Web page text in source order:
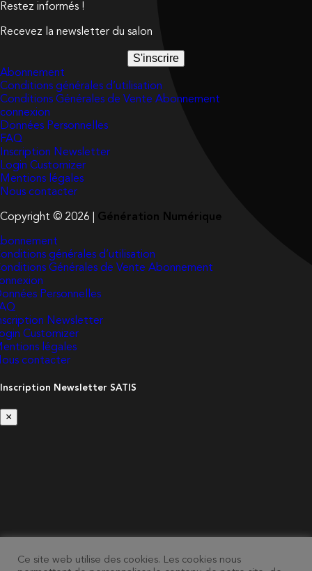
Restez informés !
Recevez la newsletter du salon
S'inscrire
Abonnement
Conditions générales d’utilisation
Conditions Générales de Vente Abonnement
connexion
Données Personnelles
FAQ
Inscription Newsletter
Login Customizer
Mentions légales
Nous contacter
Copyright © 2026 | Génération Numérique
générales d’utilisation
Générales de Vente Abonnement
Personnelles
Newsletter
Customizer
légales
contacter
Inscription Newsletter SATIS
×
Ce site web utilise des cookies. Les cookies nous